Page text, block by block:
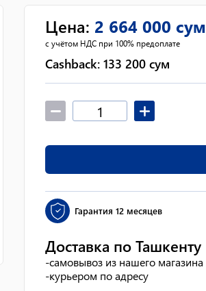
Цена: 2 664 000 сум
с учётом НДС при 100% предоплате
Cashback: 133 200 сум
Гарантия 12 месяцев
Доставка по Ташкенту
-самовывоз из нашего магазина
-курьером по адресу